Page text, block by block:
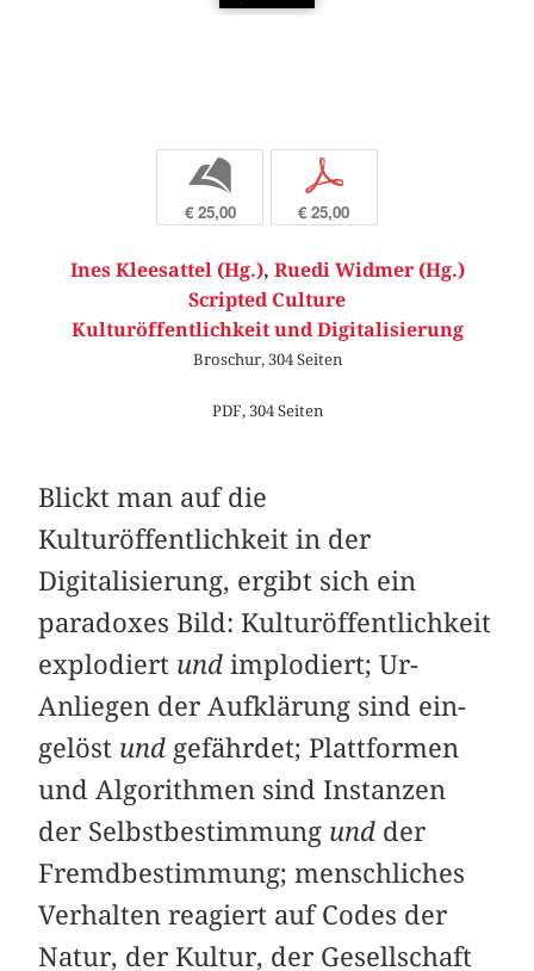
b
€ 25,00
p
€ 25,00
Ines Kleesattel (Hg.), Ruedi Widmer (Hg.)
Scripted Culture
Kulturöffentlichkeit und Digitalisierung
Broschur, 304 Seiten
PDF, 304 Seiten
Blickt man auf die
Kulturöffentlichkeit in der
Digitalisierung, ergibt sich ein
paradoxes Bild: Kulturöffentlichkeit
explodiert und implodiert; Ur-
Anliegen der Aufklärung sind ein­
gelöst und gefährdet; Plattformen
und Algorithmen sind Instanzen
der Selbstbestimmung und der
Fremdbestimmung; menschliches
Verhalten reagiert auf Codes der
Natur, der Kultur, der Gesellschaft